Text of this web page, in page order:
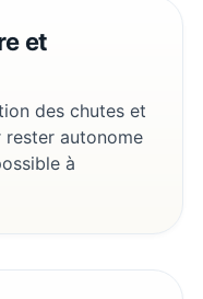
et
des chutes et
autonome
à